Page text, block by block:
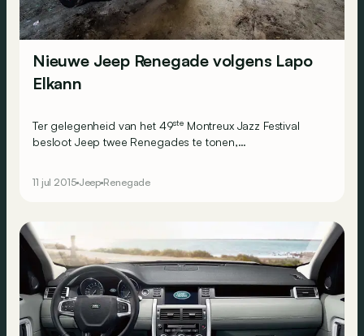
Nieuwe Jeep Renegade volgens Lapo
Elkann
Ter gelegenheid van het 49steMontreux Jazz Festival
besloot Jeep twee Renegades te tonen,
erfgenaam van Fiat). De missie is om exclusieve modellen
11 jul 2015 Jeep Renegade